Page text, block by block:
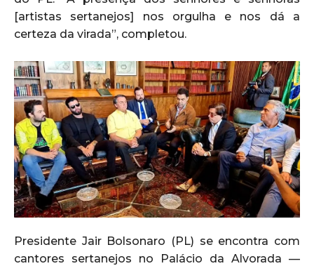
[artistas sertanejos] nos orgulha e nos dá a
certeza da virada”, completou.
Presidente Jair Bolsonaro (PL) se encontra com
cantores sertanejos no Palácio da Alvorada —